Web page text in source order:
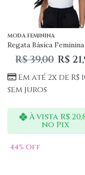
MODA FEMININA
Regata Básica Feminina
R$39,00 R$
Em até 2x de R$
sem juros
À vista R$
no Pix
44% Off